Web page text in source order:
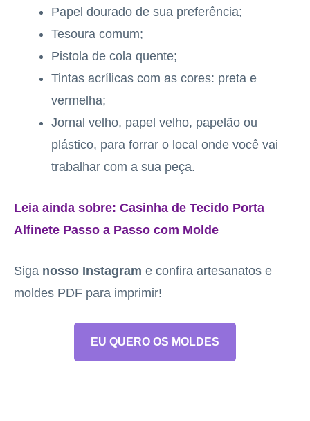
Papel dourado de sua preferência;
Tesoura comum;
Pistola de cola quente;
Tintas acrílicas com as cores: preta e
vermelha;
Jornal velho, papel velho, papelão ou
plástico, para forrar o local onde você vai
trabalhar com a sua peça.
Leia ainda sobre: Casinha de Tecido Porta
Alfinete Passo a Passo com Molde
Siga nosso Instagram e confira artesanatos e
moldes PDF para imprimir!
EU QUERO OS MOLDES